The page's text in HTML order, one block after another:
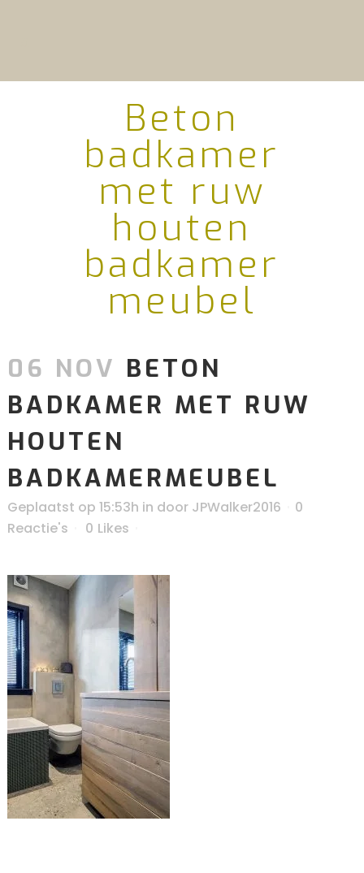
Beton
badkamer
met ruw
houten
badkamer
meubel
06 NOV BETON
BADKAMER MET RUW
HOUTEN
BADKAMERMEUBEL
Geplaatst op 15:53h in door JPWalker2016
0
Reactie's
0 Likes